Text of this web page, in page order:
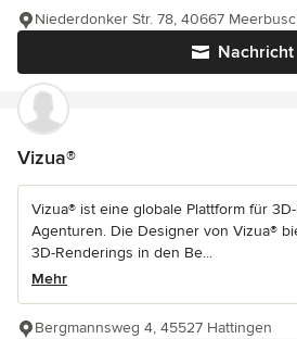
Nachricht
Niederdonker Str. 78, 40667
Vizua®
Vizua® ist eine globale Plattform für
Agenturen. Die Designer von Vizua®
3D-Renderings in den Be...
Mehr
Bergmannsweg 4, 45527 Hattingen